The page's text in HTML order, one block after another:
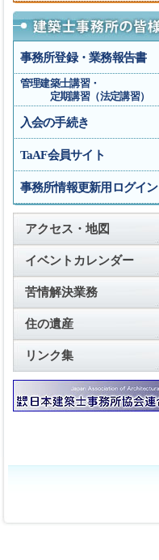
事務所登録・業務報告書
管理建築士講習・
定期講習（法定講習）
入会の手続き
TaAF会員サイト
事務所情報更新用ログイン
アクセス・地図
イベントカレンダー
苦情解決業務
住の遺産
リンク集